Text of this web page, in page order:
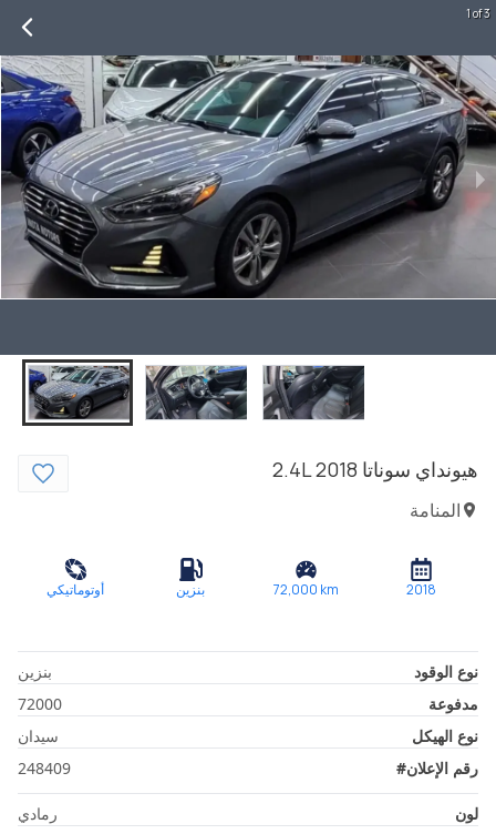
هيونداي سوناتا 2.4L2018
المنامة
1 of 3
2018
72,000 km بنزين أوتوماتيكي
نوع الوقود
بنزين
مدفوعة
72000
نوع الهيكل
سيدان
رقم الإعلان#
248409
لون
رمادي